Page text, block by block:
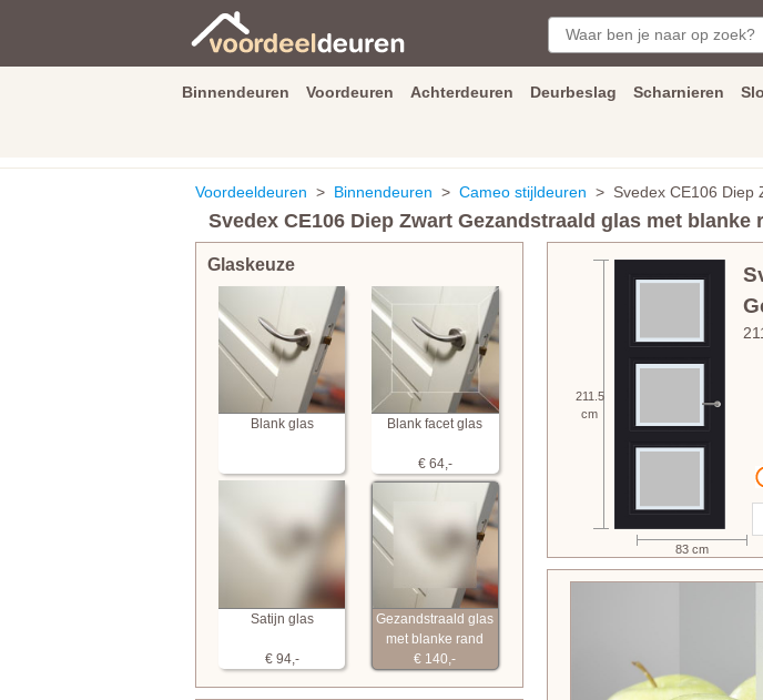
Binnendeuren Voordeuren Achterdeuren Deurbeslag Scharnieren
Voordeeldeuren > Binnendeuren > Cameo stijldeuren > Svedex CE106 Diep
Svedex CE106 Diep Zwart Gezandstraald glas met blanke
Glaskeuze
Blank glas Blank facet glas
€ 64,-
Satijn glas
€ 94,-
Gezandstraald glas
met blanke rand
€ 140,-
211.5
cm
83 cm